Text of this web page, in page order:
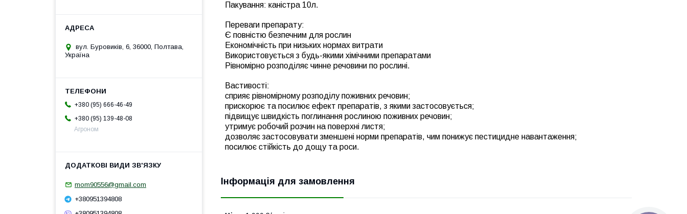
Пакування: каністра 10л.
Переваги препарату:
Є повністю безпечним для рослин
Економічність при низьких нормах витрати
Використовується з будь-якими хімічними препаратами
Рівномірно розподіляє чинне речовини по рослині.
Вастивості:
сприяє рівномірному розподілу поживних речовин;
прискорює та посилює ефект препаратів, з якими застосовується;
підвищує швидкість поглинання рослиною поживних речовин;
утримує робочий розчин на поверхні листя;
дозволяє застосовувати зменшені норми препаратів, чим понижує пестицидне навантаження;
посилює стійкість до дощу та роси.
Інформація для замовлення
вул. Буровиків, 6, 36000, Полтава,
Україна
+380 (95) 666-46-49
+380 (95) 139-48-08
Агроном
mom90556@gmail.com
+380951394808